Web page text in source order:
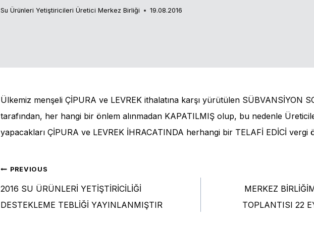
Su Ürünleri Yetiştiricileri Üretici Merkez Birliği 19.08.2016
Ülkemiz menşeli ÇİPURA ve LEVREK ithalatına karşı yürütülen SÜBVANSİYON
tarafından, her hangi bir önlem alınmadan KAPATILMIŞ olup, bu nedenle
yapacakları ÇİPURA ve LEVREK İHRACATINDA herhangi bir TELAFİ EDİCİ vergi
Post
navigation
PREVIOUS
2016 SU ÜRÜNLERİ YETİŞTİRİCİLİĞİ
DESTEKLEME TEBLİĞİ YAYINLANMIŞTIR
MERKEZ
TOPLANTISI 22